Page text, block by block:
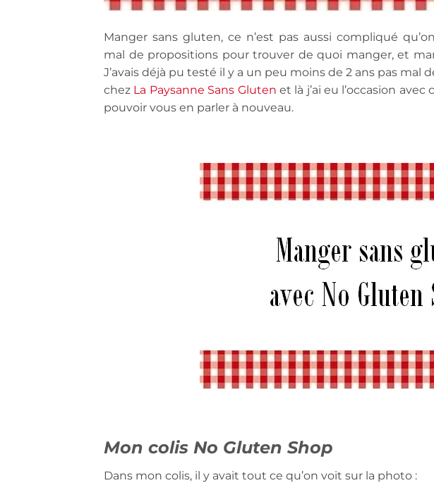
Manger sans gluten, ce n’est pas aussi compliqué
mal de propositions pour trouver de quoi manger, et
J’avais déjà pu testé il y a un peu moins de 2 ans pas mal
chez La Paysanne Sans Gluten et là j’ai eu l’occasion
pouvoir vous en parler à nouveau.
Mon colis No Gluten Shop
Dans mon colis, il y avait tout ce qu’on voit sur la photo :